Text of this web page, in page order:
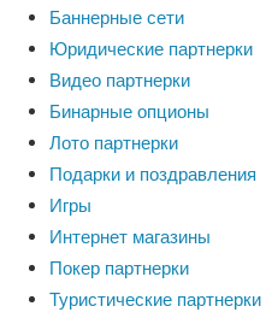
Баннерные сети
Юридические партнерки
Видео партнерки
Бинарные опционы
Лото партнерки
Подарки и поздравления
Игры
Интернет магазины
Покер партнерки
Туристические партнерки